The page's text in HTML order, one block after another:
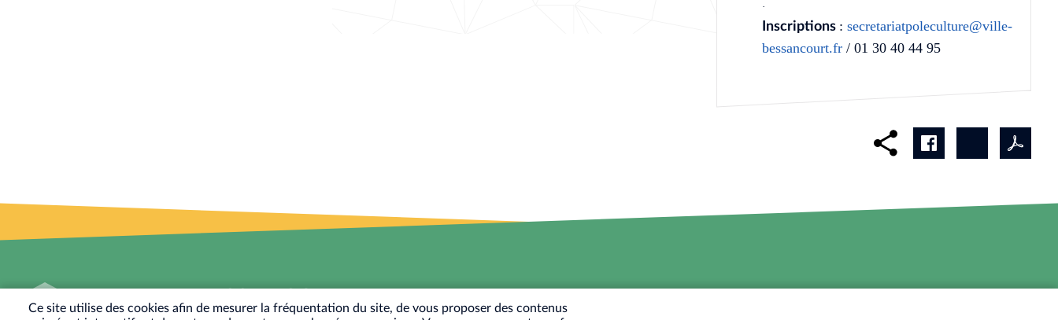
·
Inscriptions :secretariatpoleculture@ville-
bessancourt.fr / 01 30 40 44 95
MAIRIE DE BESSANCOURT
Ce site utilise des cookies afin de mesurer la fréquentation du site, de vous proposer des contenus